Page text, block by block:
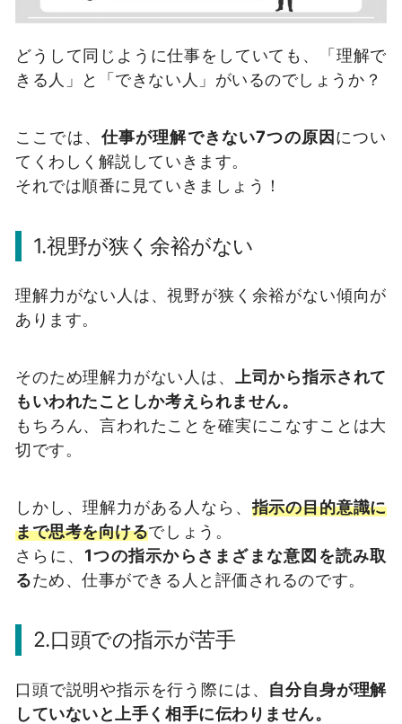
どうして同じように仕事をしていても、「理解で
きる人」と「できない人」がいるのでしょうか？
ここでは、仕事が理解できない7つの原因につい
てくわしく解説していきます。
それでは順番に見ていきましょう！
1.視野が狭く余裕がない
理解力がない人は、視野が狭く余裕がない傾向が
あります。
そのため理解力がない人は、
上司から指示されて
もいわれたことしか考えられません。
もちろん、言われたことを確実にこなすことは大
切です。
しかし、理解力がある人なら、指示の目的意識に
まで思考を向けるでしょう。
さらに、 1つの指示からさまざまな意図を読み取
るため、仕事ができる人と評価されるのです。
2.口頭での指示が苦手
口頭で説明や指示を行う際には、 自分自身が理解
していないと上手く相手に伝わりません。